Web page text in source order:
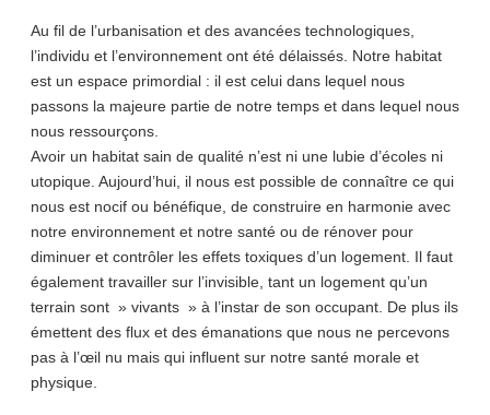
Au fil de l’urbanisation et des avancées technologiques,
l’individu et l’environnement ont été délaissés. Notre habitat
est un espace primordial : il est celui dans lequel nous
passons la majeure partie de notre temps et dans lequel nous
nous ressourçons.
Avoir un habitat sain de qualité n’est ni une lubie d’écoles ni
utopique. Aujourd’hui, il nous est possible de connaître ce qui
nous est nocif ou bénéfique, de construire en harmonie avec
notre environnement et notre santé ou de rénover pour
diminuer et contrôler les effets toxiques d’un logement. Il faut
également travailler sur l’invisible, tant un logement qu’un
terrain sont » vivants » à l’instar de son occupant. De plus ils
émettent des flux et des émanations que nous ne percevons
pas à l’œil nu mais qui influent sur notre santé morale et
physique.